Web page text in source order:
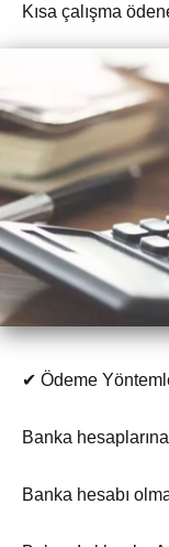
Kısa çalışma
✔ Ödeme
Banka
Banka hesabı